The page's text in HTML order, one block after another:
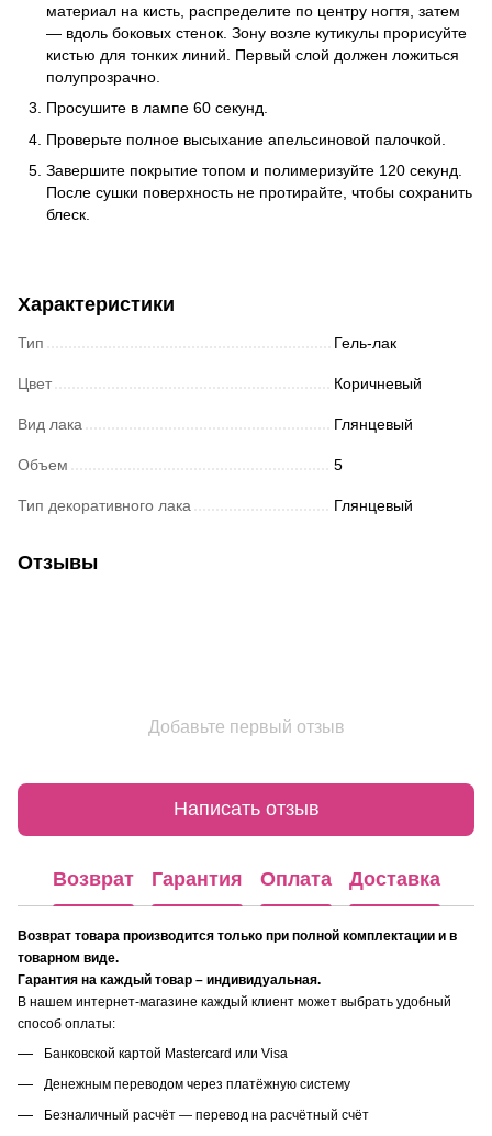
материал на кисть, распределите по центру ногтя, затем
— вдоль боковых стенок. Зону возле кутикулы прорисуйте
кистью для тонких линий. Первый слой должен ложиться
полупрозрачно.
Просушите в лампе 60 секунд.
Проверьте полное высыхание апельсиновой палочкой.
Завершите покрытие топом и полимеризуйте 120 секунд.
После сушки поверхность не протирайте, чтобы сохранить
блеск.
Характеристики
Тип Гель-лак
Цвет Коричневый
Вид лака Глянцевый
Объем 5
Тип декоративного лака Глянцевый
Отзывы
Добавьте первый отзыв
Написать отзыв
Возврат Гарантия Оплата Доставка
Возврат товара производится только при полной комплектации и в
товарном виде.
Гарантия на каждый товар – индивидуальная.
В нашем интернет-магазине каждый клиент может выбрать удобный
способ оплаты:
Банковской картой Mastercard или Visa
Денежным переводом через платёжную систему
Безналичный расчёт — перевод на расчётный счёт